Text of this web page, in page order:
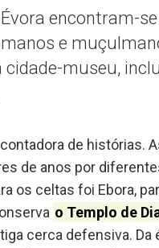
encontram-
e
museu,
de histórias.
de anos por
os celtas foi Ebora,
o Templo de
cerca defensiva.